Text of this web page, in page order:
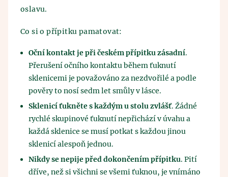
oslavu.
Co si o přípitku pamatovat:
Oční kontakt je při českém přípitku zásadní.
Přerušení očního kontaktu během ťuknutí
sklenicemi je považováno za nezdvořilé a podle
pověry to nosí sedm let smůly v lásce.
Sklenicí ťukněte s každým u stolu zvlášť. Žádné
rychlé skupinové ťuknutí nepřichází v úvahu a
každá sklenice se musí potkat s každou jinou
sklenicí alespoň jednou.
Nikdy se nepije před dokončením přípitku. Pití
dříve, než si všichni se všemi ťuknou, je vnímáno